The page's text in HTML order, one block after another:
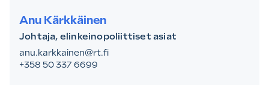
Anu Kärkkäinen
Johtaja, elinkeinopoliittiset asiat
anu.karkkainen@rt.fi
+358 50 337 6699